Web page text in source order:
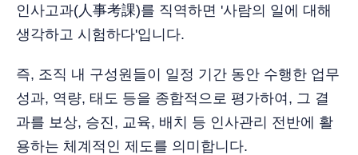
인사고과(人事考課)를 직역하면 '사람의 일에 대해
생각하고 시험하다'입니다.
즉, 조직 내 구성원들이 일정 기간 동안 수행한 업무
성과, 역량, 태도 등을 종합적으로 평가하여, 그 결
과를 보상, 승진, 교육, 배치 등 인사관리 전반에 활
용하는 체계적인 제도를 의미합니다.